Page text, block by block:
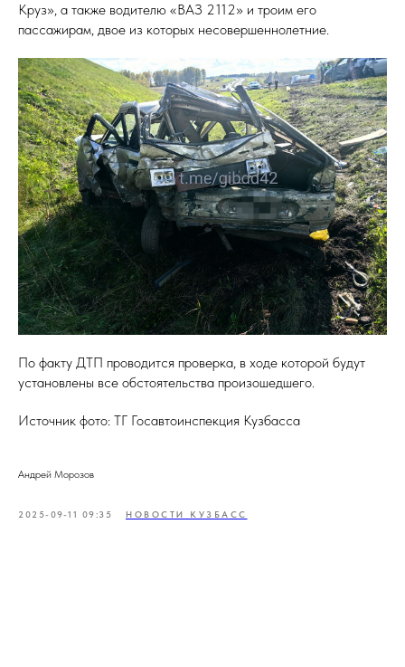
Круз», а также водителю «ВАЗ 2112» и троим его
пассажирам, двое из которых несовершеннолетние.
По факту ДТП проводится проверка, в ходе которой будут
установлены все обстоятельства произошедшего.
Источник фото: ТГ Госавтоинспекция Кузбасса
Андрей Морозов
2025-09-11 09:35 НОВОСТИ КУЗБАСС